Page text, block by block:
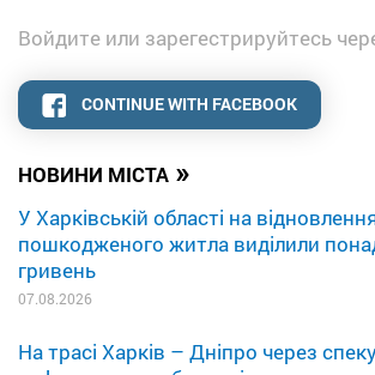
НОВИНИ МІСТА »
У Харківській області на
пошкодженого житла виділили
гривень
07.08.2026
На трасі Харків – Дніпро через
Войдите или зарегестрируйтесь
CONTINUE WITH FACEBOOK